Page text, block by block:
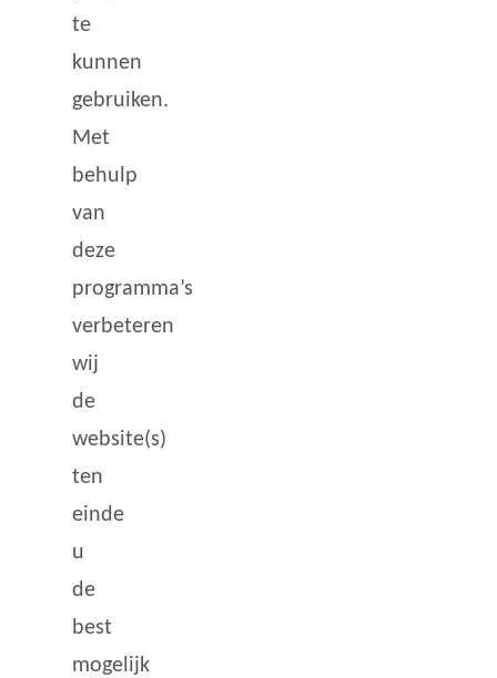
te
kunnen
gebruiken.
Met
behulp
van
deze
programma’s
verbeteren
wij
de
website(s)
ten
einde
u
de
best
mogelijk